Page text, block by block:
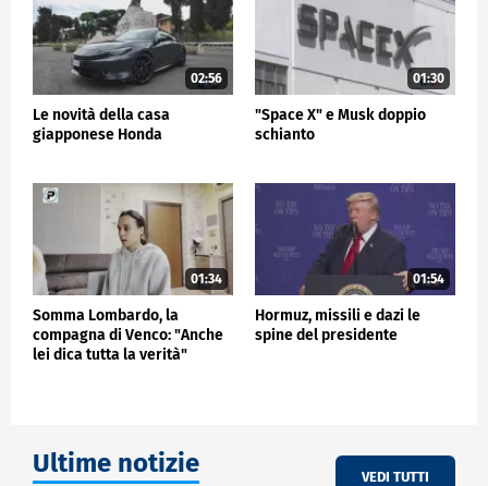
02:56
Le novità della casa
giapponese Honda
01:30
"Space X" e Musk doppio
schianto
01:34
Somma Lombardo, la
compagna di Venco: "Anche
lei dica tutta la verità"
01:54
Hormuz, missili e dazi le
spine del presidente
Ultime notizie VEDI TUTTI